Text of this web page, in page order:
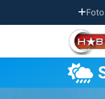
Nöbetçi
Hava Durumu